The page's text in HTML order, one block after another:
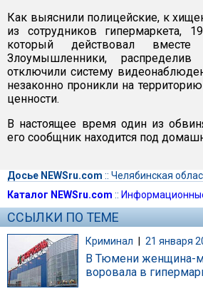
Как выяснили полицейские, к
из сотрудников гипермаркета,
который действовал
Злоумышленники, распределив
отключили систему
незаконно проникли на
ценности.
В настоящее время один из
его сообщник находится под
Досье NEWSru.com :: Челябинская
Каталог NEWSru.com ::
ССЫЛКИ ПО ТЕМЕ
Криминал | 21 января
В Тюмени женщина-
воровала в